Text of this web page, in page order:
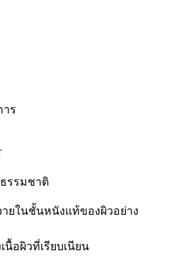
าร
รรมชาติ
ยในชั้นหนังแท้ของผิวอย่าง
นื้อผิวที่เรียบเนียน